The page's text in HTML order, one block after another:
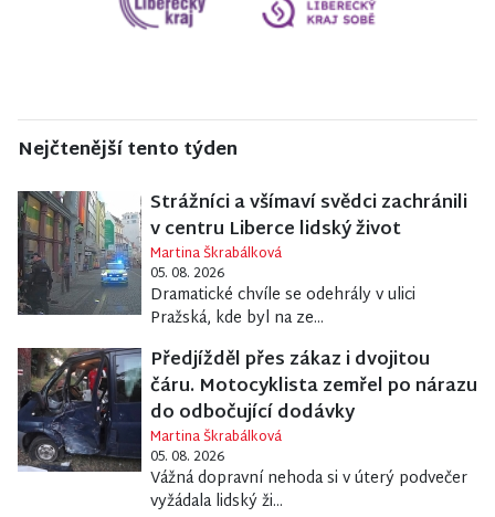
Nejčtenější tento týden
Strážníci a všímaví svědci zachránili
v centru Liberce lidský život
Martina Škrabálková
05. 08. 2026
Dramatické chvíle se odehrály v ulici
Pražská, kde byl na ze...
Předjížděl přes zákaz i dvojitou
čáru. Motocyklista zemřel po nárazu
do odbočující dodávky
Martina Škrabálková
05. 08. 2026
Vážná dopravní nehoda si v úterý podvečer
vyžádala lidský ži...